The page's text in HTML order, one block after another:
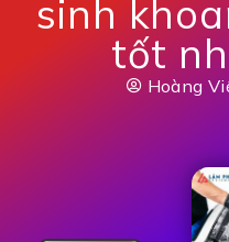
sinh
tốt
Hoàng